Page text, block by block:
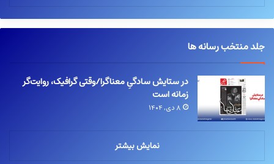
جلد منتخب رسانه ها
در ستایش سادگیِ معناگرا/وقتی گرافیک، روایت‌گر
زمانه است
۸ دی, ۱۴۰۴
نمایش بیشتر